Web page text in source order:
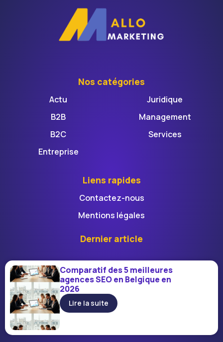
Nos catégories
Actu
B2B
B2C
Entreprise
Juridique
Management
Services
Liens rapides
Contactez-nous
Mentions légales
Dernier article
Comparatif des 5 meilleures
agences SEO en Belgique en
2026
Lire la suite